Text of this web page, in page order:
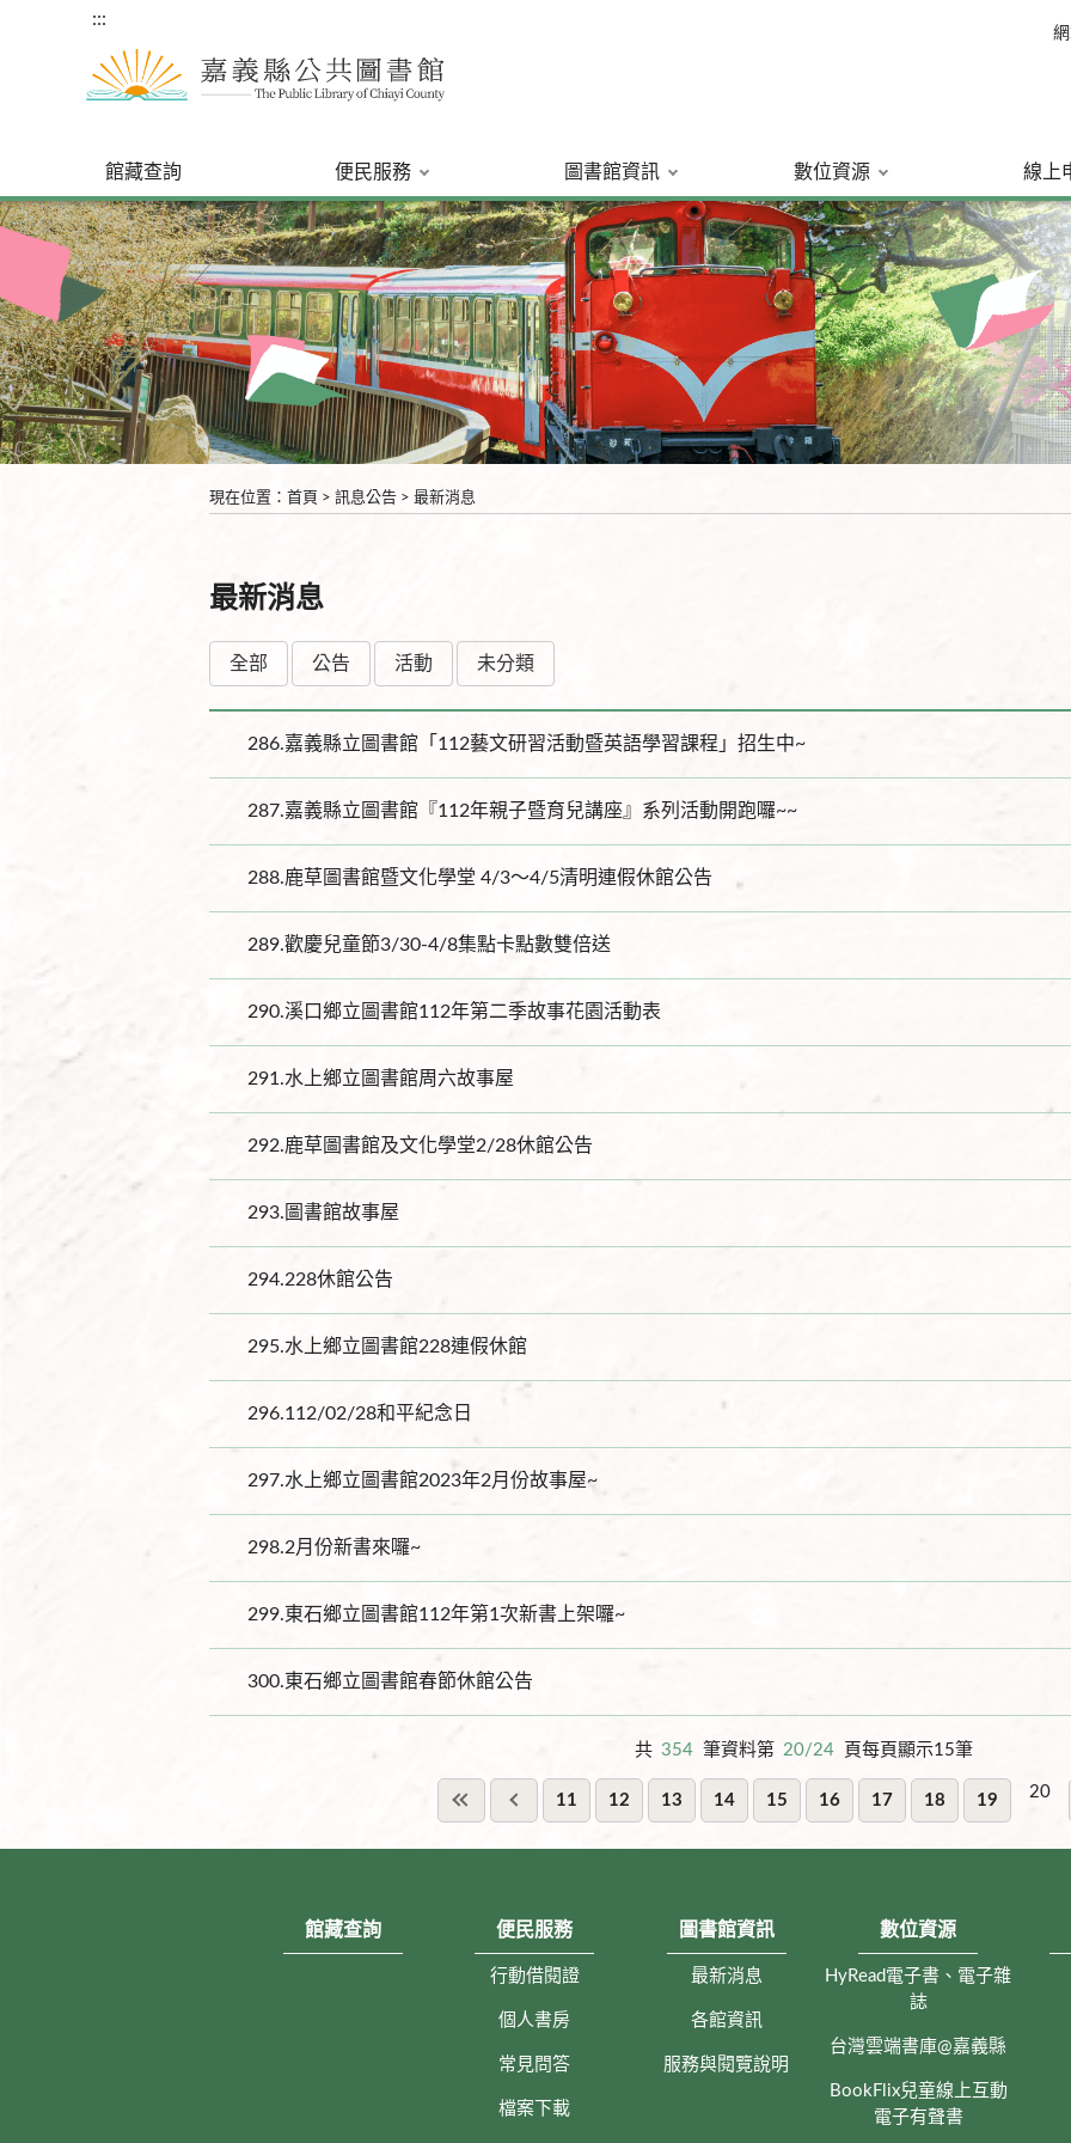
:::
館藏查詢 便民服務 圖書館資訊 數位資源 線上
:::
現在位置 ： 首頁 > 訊息公告 > 最新消息
最新消息
全部 公告 活動 未分類
286.嘉義縣立圖書館「112藝文研習活動暨英語學習課程」招生中~
287.嘉義縣立圖書館『112年親子暨育兒講座』系列活動開跑囉~~
288.鹿草圖書館暨文化學堂 4/3～4/5清明連假休館公告
289.歡慶兒童節3/30-4/8集點卡點數雙倍送
290.溪口鄉立圖書館112年第二季故事花園活動表
291.水上鄉立圖書館周六故事屋
292.鹿草圖書館及文化學堂2/28休館公告
293. 圖書館故事屋
294.228休館公告
295.水上鄉立圖書館228連假休館
296.112/02/28和平紀念日
297.水上鄉立圖書館2023年2月份故事屋~
298.2月份新書來囉~
299.東石鄉立圖書館112年第1次新書上架囉~
300.東石鄉立圖書館春節休館公告
共 354 筆資料第 20/24 頁每頁顯示15筆
11 12 13 14 15 16 17 18 19 20
館藏查詢 便民服務
行動借閱證
個人書房
常見問答
檔案下載
圖書館資訊
最新消息
各館資訊
服務與閱覽說明
數位資源
HyRead電子書、電子雜
誌
台灣雲端書庫@嘉義縣
BookFlix兒童線上互動
電子有聲書